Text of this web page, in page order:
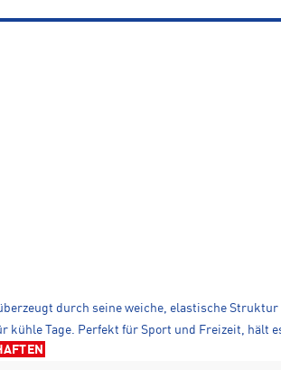
durch seine weiche, elastische
kühle Tage. Perfekt für Sport und Freizeit, hält